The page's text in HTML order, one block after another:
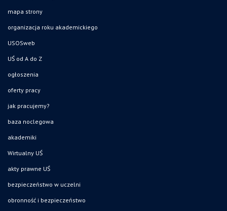
mapa strony
organizacja roku akademickiego
USOSweb
UŚ od A do Z
ogłoszenia
oferty pracy
jak pracujemy?
baza noclegowa
akademiki
Wirtualny UŚ
akty prawne UŚ
bezpieczeństwo w uczelni
obronność i bezpieczeństwo